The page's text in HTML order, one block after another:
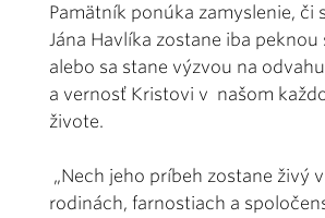
Pamätník ponúka zamyslenie, či
Jána Havlíka zostane iba
alebo sa stane výzvou na
a vernosť Kristovi v našom
živote.
„Nech jeho príbeh zostane živý
rodinách, farnostiach a